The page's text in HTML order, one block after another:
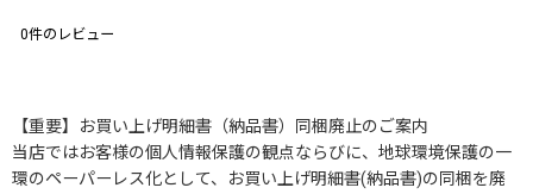
0件のレビュー
【重要】お買い上げ明細書（納品書）同梱廃止のご案内
当店ではお客様の個人情報保護の観点ならびに、地球環境保護の一
環のペーパーレス化として、お買い上げ明細書(納品書)の同梱を廃